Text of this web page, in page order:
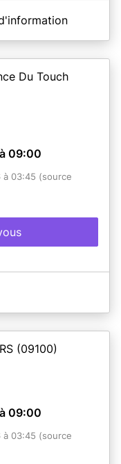
Du Touch
09:00
à 03:45 (source
(09100)
09:00
à 03:45 (source